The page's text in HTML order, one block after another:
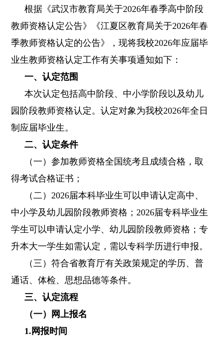
根据《武汉市教育局关于2026年春季高中阶段
教师资格认定公告》《江夏区教育局关于2026年春
季教师资格认定的公告》，现将我校2026年应届毕
业生教师资格认定工作有关事项通知如下：
一、认定范围
本次认定包括高中阶段、中小学阶段以及幼儿
园阶段教师资格认定。认定对象为我校2026年全日
制应届毕业生。
二、认定条件
（一）参加教师资格全国统考且成绩合格，取
得考试合格证书；
（二）2026届本科毕业生可以申请认定高中、
中小学及幼儿园阶段教师资格；2026届专科毕业生
学生可以申请认定小学、幼儿园阶段教师资格；专
升本大一学生如需认定，需以专科学历进行申报。
（三）符合省教育厅有关政策规定的学历、普
通话、体检、思想品德等条件。
三、认定流程
（一）网上报名
1.网报时间